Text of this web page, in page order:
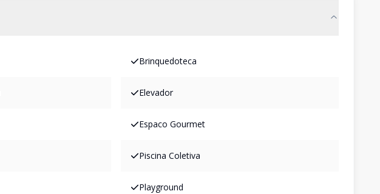
Brinquedoteca
Elevador
Espaco Gourmet
Piscina Coletiva
Playground